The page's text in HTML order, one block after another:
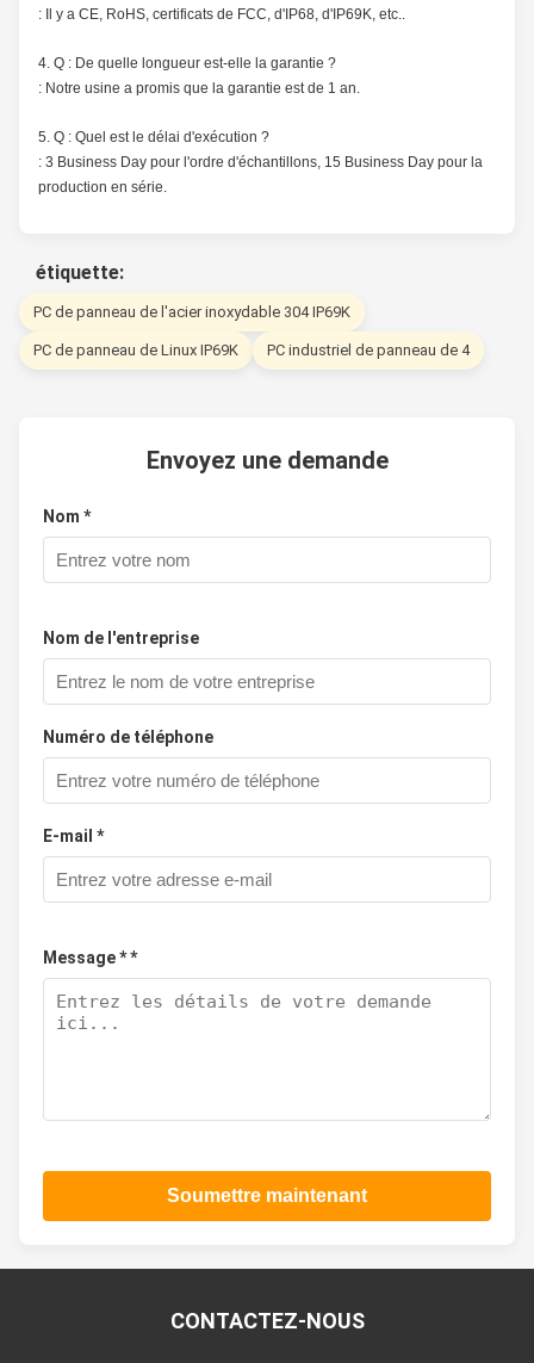
: Il y a CE, RoHS, certificats de FCC, d'IP68, d'IP69K, etc..
4. Q : De quelle longueur est-elle la garantie ?
: Notre usine a promis que la garantie est de 1 an.
5. Q : Quel est le délai d'exécution ?
: 3 Business Day pour l'ordre d'échantillons, 15 Business Day pour la
production en série.
étiquette:
PC de panneau de l'acier inoxydable 304 IP69K
PC de panneau de Linux IP69K PC industriel de panneau de 4
Envoyez une demande
Nom *
Nom de l'entreprise
Numéro de téléphone
E-mail *
Message * *
Soumettre maintenant
CONTACTEZ-NOUS